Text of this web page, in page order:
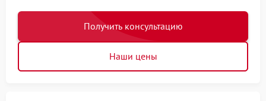
Получить консультацию
Наши цены